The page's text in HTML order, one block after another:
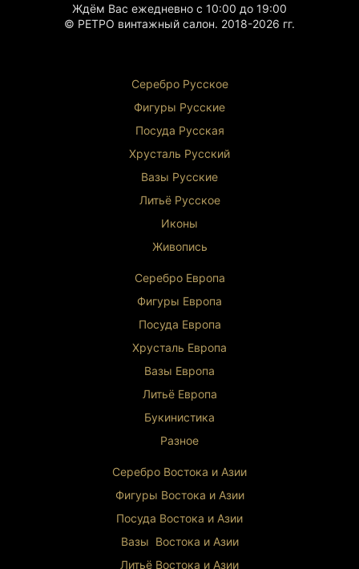
Ждём Вас ежедневно с 10:00 до 19:00
© РЕТРО винтажный салон. 2018-2026 гг.
Серебро Русское
Фигуры Русские
Посуда Русская
Хрусталь Русский
Вазы Русские
Литьё Русское
Иконы
Живопись
Серебро Европа
Фигуры Европа
Посуда Европа
Хрусталь Европа
Вазы Европа
Литьё Европа
Букинистика
Разное
Серебро Востока и Азии
Фигуры Востока и Азии
Посуда Востока и Азии
Вазы Востока и Азии
Литьё Востока и Азии